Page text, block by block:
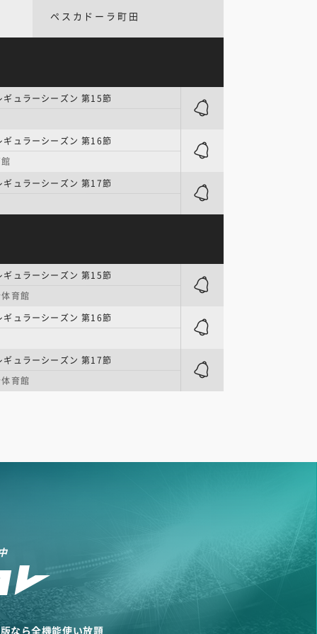
ペスカドーラ町田
ラーシーズン 第15節
ラーシーズン 第16節
ラーシーズン 第17節
ラーシーズン 第15節
育館
ラーシーズン 第16節
ラーシーズン 第17節
育館
なら全機能使い放題